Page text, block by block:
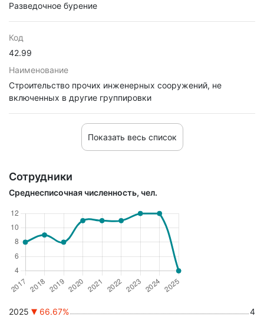
Разведочное бурение
Код
42.99
Наименование
Строительство прочих инженерных сооружений, не
включенных в другие группировки
Показать весь список
Сотрудники
Среднесписочная численность, чел.
2025 66.67%
4